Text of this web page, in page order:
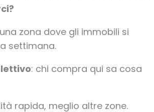
zona dove gli immobili si
settimana.
: chi compra qui sa cosa
rapida, meglio altre zone.